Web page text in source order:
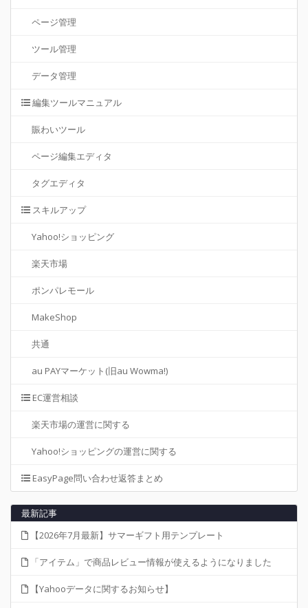
ページ管理
ツール管理
データ管理
編集ツールマニュアル
賑わいツール
ページ編集エディタ
タグエディタ
スキルアップ
Yahoo!ショッピング
楽天市場
ポンパレモール
MakeShop
共通
au PAYマーケット(旧au Wowma!)
EC運営相談
楽天市場の運営に関する
Yahoo!ショッピングの運営に関する
EasyPage問い合わせ返答まとめ
最新記事
【2026年7月最新】サマーギフト用テンプレート
「アイテム」で商品レビュー情報が使えるようになりました
【Yahooデータに関するお知らせ】